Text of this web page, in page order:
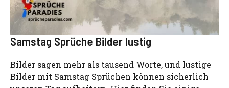
Samstag Sprüche Bilder lustig
Bilder sagen mehr als tausend Worte, und lustige
Bilder mit Samstag Sprüchen können sicherlich